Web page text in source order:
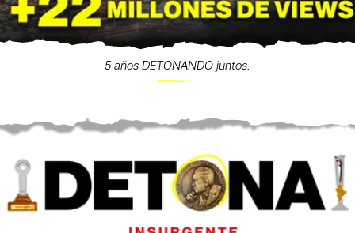
5 años DETONANDO juntos.